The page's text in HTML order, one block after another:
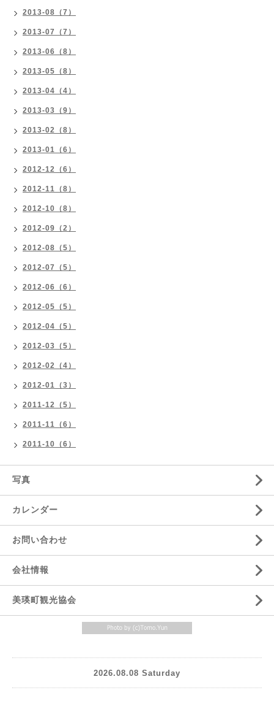
2013-08（7）
2013-07（7）
2013-06（8）
2013-05（8）
2013-04（4）
2013-03（9）
2013-02（8）
2013-01（6）
2012-12（6）
2012-11（8）
2012-10（8）
2012-09（2）
2012-08（5）
2012-07（5）
2012-06（6）
2012-05（5）
2012-04（5）
2012-03（5）
2012-02（4）
2012-01（3）
2011-12（5）
2011-11（6）
2011-10（6）
写真
カレンダー
お問い合わせ
会社情報
美瑛町観光協会
2026.08.08 Saturday